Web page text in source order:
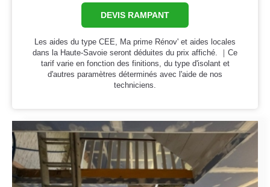
DEVIS RAMPANT
Les aides du type CEE, Ma prime Rénov' et aides locales
dans la Haute-Savoie seront déduites du prix affiché. ｜Ce
tarif varie en fonction des finitions, du type d'isolant et
d'autres paramètres déterminés avec l'aide de nos
techniciens.